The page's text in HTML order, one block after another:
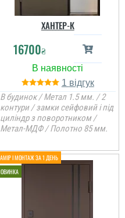
ХАНТЕР-К
16700₴
1
В будинок / Метал 1.5 мм. / 2
контури / замки сейфовий і під
циліндр з поворотником /
Метал-МДФ / Полотно 85 мм.